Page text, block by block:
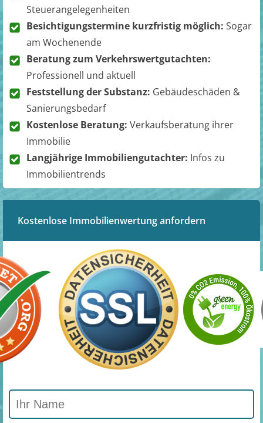
Steuerangelegenheiten
Besichtigungstermine kurzfristig möglich: Sogar
am Wochenende
Beratung zum Verkehrswertgutachten:
Professionell und aktuell
Feststellung der Substanz: Gebäudeschäden &
Sanierungsbedarf
Kostenlose Beratung: Verkaufsberatung ihrer
Immobilie
Langjährige Immobiliengutachter: Infos zu
Immobilientrends
Kostenlose Immobilienwertung anfordern